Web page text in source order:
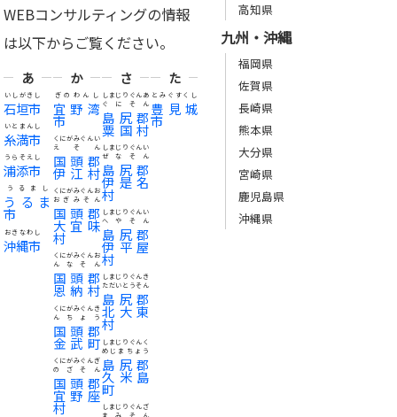
WEBコンサルティングの情報
は以下からご覧ください。
あ
石垣市
いしがきし
糸満市
いとまんし
浦添市
うらそえし
うるま
市
うるまし
沖縄市
おきなわし
か
宜野湾
市
ぎのわんし
国頭郡
伊江村
くにがみぐんい
えそん
国頭郡
大宜味
村
くにがみぐんお
おぎみそん
国頭郡
恩納村
くにがみぐんお
んなそん
国頭郡
金武町
くにがみぐんき
んちょう
国頭郡
宜野座
村
くにがみぐんぎ
のざそん
さ
島尻郡
粟国村
しまじりぐんあ
ぐにそん
島尻郡
伊是名
村
しまじりぐんい
ぜなそん
島尻郡
伊平屋
村
しまじりぐんい
へやそん
島尻郡
北大東
村
しまじりぐんき
ただいとうそん
島尻郡
久米島
町
しまじりぐんく
めじまちょう
しまじりぐんざ
まみそん
た
豊見城
市
とみぐすくし
高知県
九州・沖縄
福岡県
佐賀県
長崎県
熊本県
大分県
宮崎県
鹿児島県
沖縄県